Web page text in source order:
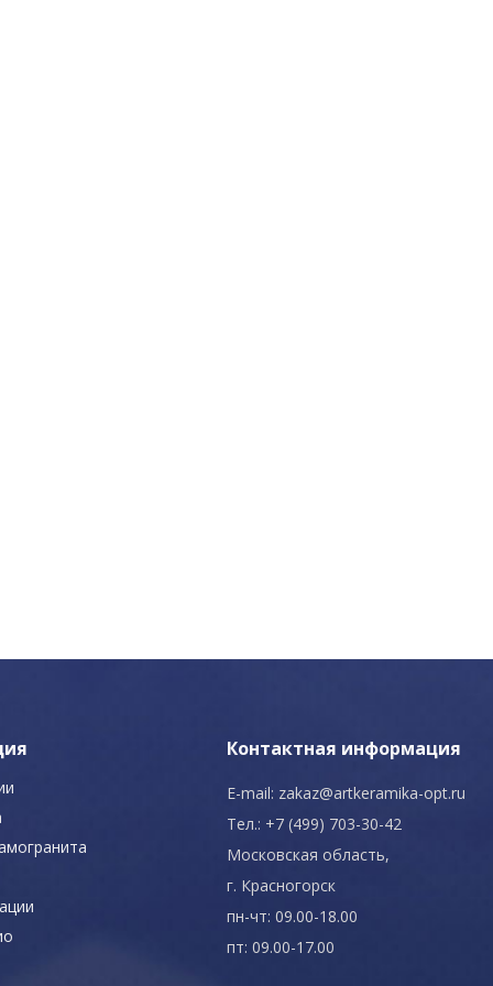
Контактная информация
E-mail: zakaz@artkeramika-opt.ru
Тел.: +7 (499) 703-30-42
Московская область,
г. Красногорск
пн-чт: 09.00-18.00
пт: 09.00-17.00